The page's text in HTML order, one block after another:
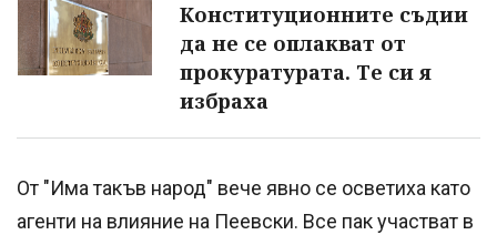
Конституционните съдии
да не се оплакват от
прокуратурата. Те си я
избраха
От "Има такъв народ" вече явно се осветиха като
агенти на влияние на Пеевски. Все пак участват в